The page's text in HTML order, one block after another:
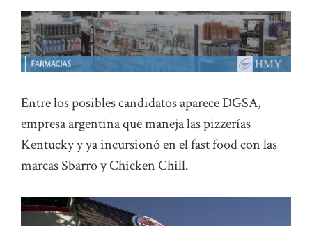
Entre los posibles candidatos aparece DGSA,
empresa argentina que maneja las pizzerías
Kentucky y ya incursionó en el fast food con las
marcas Sbarro y Chicken Chill.